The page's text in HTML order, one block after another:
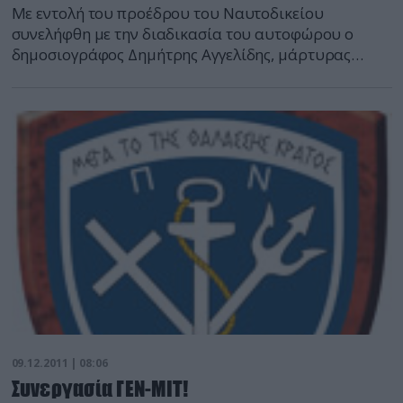
Με εντολή του προέδρου του Ναυτοδικείου
συνελήφθη με την διαδικασία του αυτοφώρου ο
δημοσιογράφος Δημήτρης Αγγελίδης, μάρτυρας
αιτήματος των συνηγόρων των ανδρών της ΜΥΚ και
με την κατηγορία της ψευδομαρτυρίας, αφού κατά
την διάρκεια της ακροαματικής διαδικασίας υπέπεσε
σε αντιφάσεις! Τμήμα ειδήσεων defencenet.gr
09.12.2011 | 08:06
Συνεργασία ΓΕΝ-ΜΙΤ!